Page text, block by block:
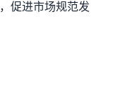
促进市场规范发